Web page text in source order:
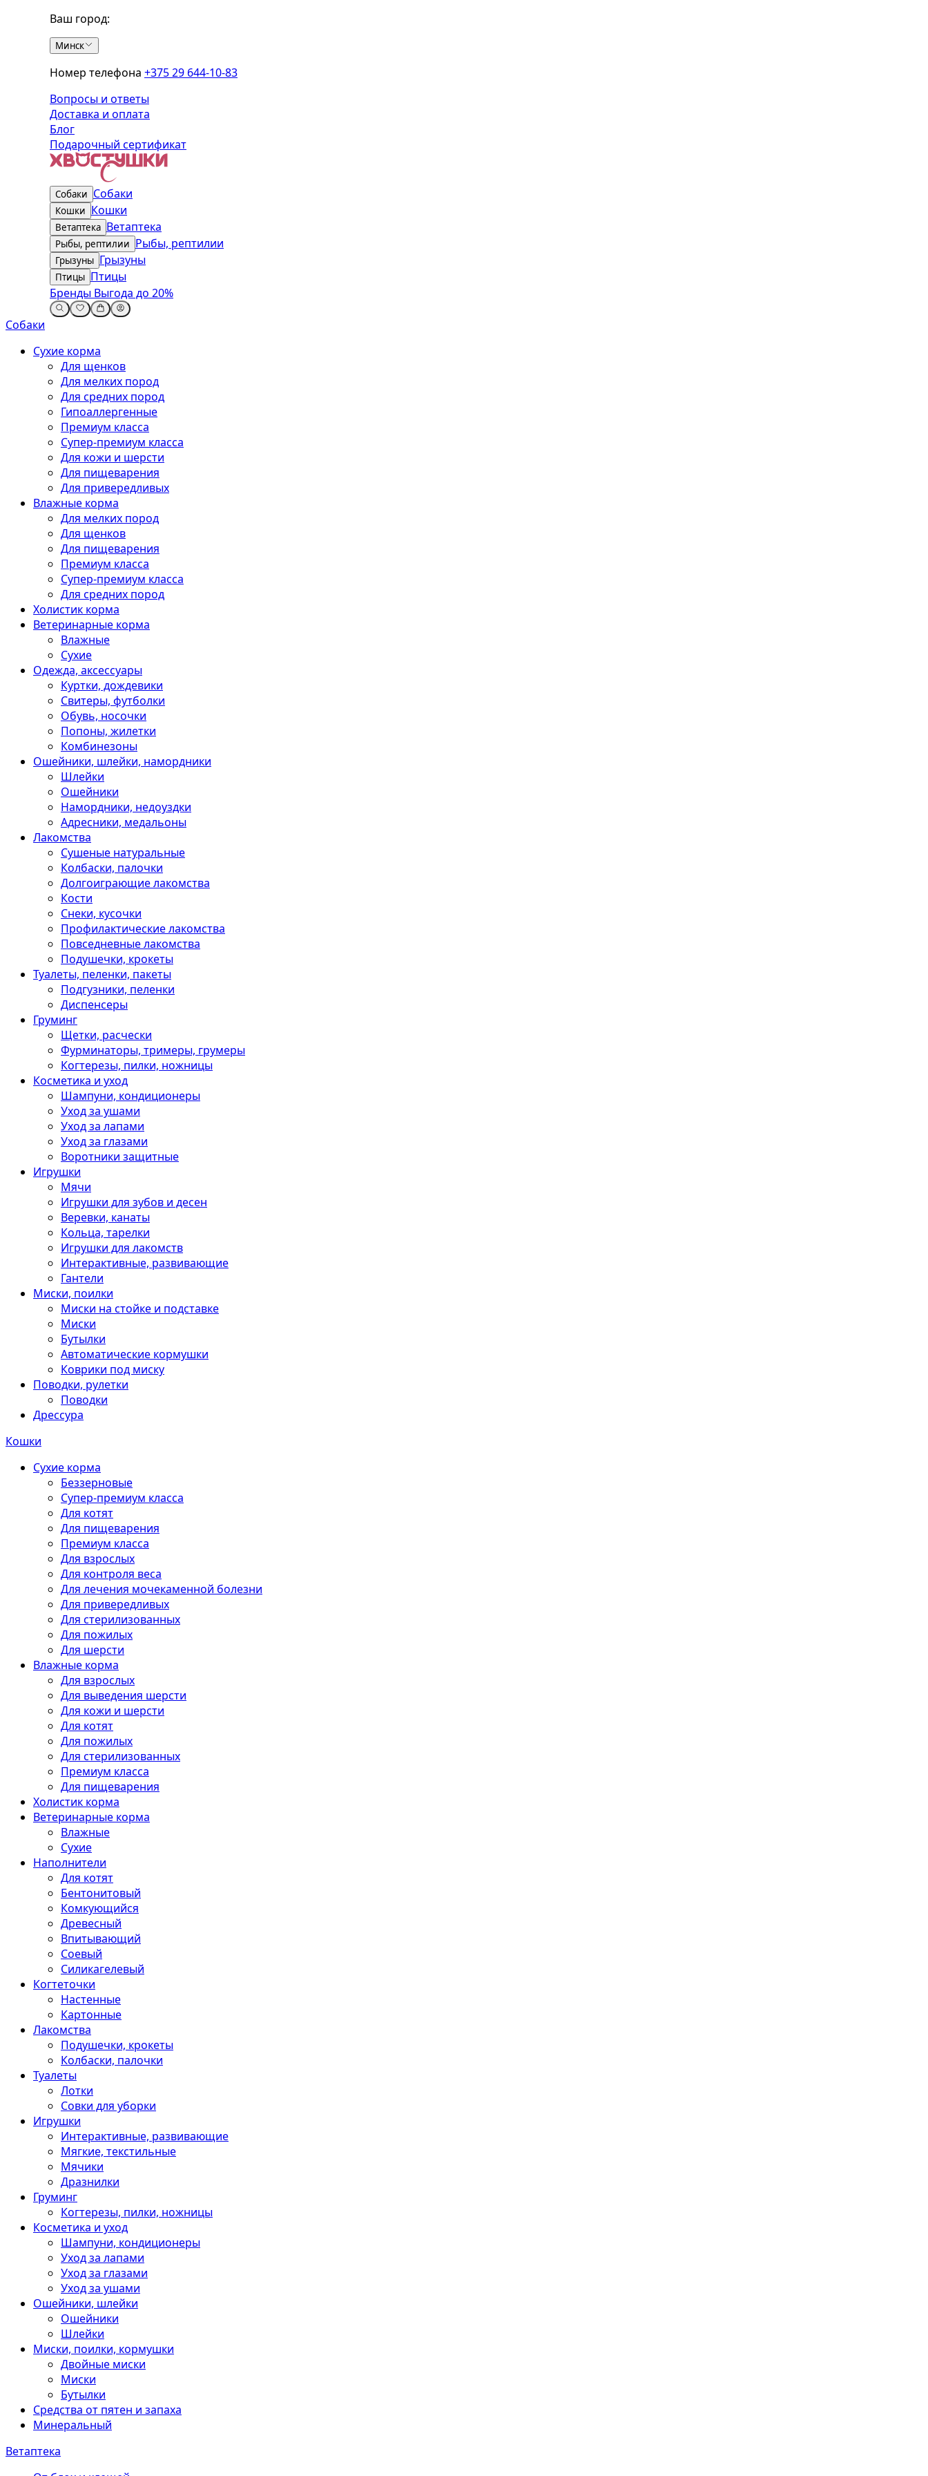
Ваш город:
Минск
Номер телефона +375 29 644-10-83
Вопросы и ответы
Доставка и оплата
Блог
Подарочный сертификат
Собаки Собаки
Кошки Кошки
Ветаптека Ветаптека
Рыбы, рептилии Рыбы, рептилии
Грызуны Грызуны
Птицы Птицы
Бренды Выгода до 20%
Собаки
Сухие корма
Для щенков
Для мелких пород
Для средних пород
Гипоаллергенные
Премиум класса
Супер-премиум класса
Для кожи и шерсти
Для пищеварения
Для привередливых
Влажные корма
Для мелких пород
Для щенков
Для пищеварения
Премиум класса
Супер-премиум класса
Для средних пород
Холистик корма
Ветеринарные корма
Влажные
Сухие
Одежда, аксессуары
Куртки, дождевики
Свитеры, футболки
Обувь, носочки
Попоны, жилетки
Комбинезоны
Ошейники, шлейки, намордники
Шлейки
Ошейники
Намордники, недоуздки
Адресники, медальоны
Лакомства
Сушеные натуральные
Колбаски, палочки
Долгоиграющие лакомства
Кости
Снеки, кусочки
Профилактические лакомства
Повседневные лакомства
Подушечки, крокеты
Туалеты, пеленки, пакеты
Подгузники, пеленки
Диспенсеры
Груминг
Щетки, расчески
Фурминаторы, тримеры, грумеры
Когтерезы, пилки, ножницы
Косметика и уход
Шампуни, кондиционеры
Уход за ушами
Уход за лапами
Уход за глазами
Воротники защитные
Игрушки
Мячи
Игрушки для зубов и десен
Веревки, канаты
Кольца, тарелки
Игрушки для лакомств
Интерактивные, развивающие
Гантели
Миски, поилки
Миски на стойке и подставке
Миски
Бутылки
Автоматические кормушки
Коврики под миску
Поводки, рулетки
Поводки
Дрессура
Кошки
Сухие корма
Беззерновые
Супер-премиум класса
Для котят
Для пищеварения
Премиум класса
Для взрослых
Для контроля веса
Для лечения мочекаменной болезни
Для привередливых
Для стерилизованных
Для пожилых
Для шерсти
Влажные корма
Для взрослых
Для выведения шерсти
Для кожи и шерсти
Для котят
Для пожилых
Для стерилизованных
Премиум класса
Для пищеварения
Холистик корма
Ветеринарные корма
Влажные
Сухие
Наполнители
Для котят
Бентонитовый
Комкующийся
Древесный
Впитывающий
Соевый
Силикагелевый
Когтеточки
Настенные
Картонные
Лакомства
Подушечки, крокеты
Колбаски, палочки
Туалеты
Лотки
Совки для уборки
Игрушки
Интерактивные, развивающие
Мягкие, текстильные
Мячики
Дразнилки
Груминг
Когтерезы, пилки, ножницы
Косметика и уход
Шампуни, кондиционеры
Уход за лапами
Уход за глазами
Уход за ушами
Ошейники, шлейки
Ошейники
Шлейки
Миски, поилки, кормушки
Двойные миски
Миски
Бутылки
Средства от пятен и запаха
Минеральный
Ветаптека